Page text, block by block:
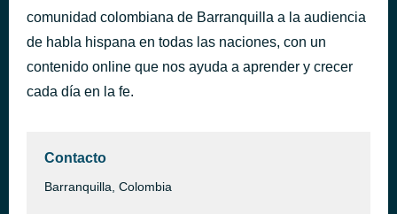
comunidad colombiana de Barranquilla a la audiencia
de habla hispana en todas las naciones, con un
contenido online que nos ayuda a aprender y crecer
cada día en la fe.
Contacto
Barranquilla, Colombia